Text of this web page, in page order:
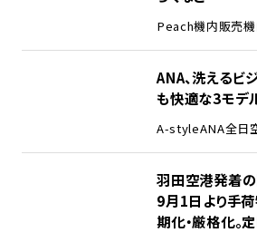
Peach機内販売
ANA、洗えるビ
も快適な3モデ
A-styleANA全日
羽田空港発着の
9月1日より手
期化・厳格化。